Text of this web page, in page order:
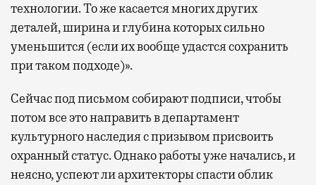
технологии. То же касается многих других
деталей, ширина и глубина которых сильно
уменьшится (если их вообще удастся сохранить
при таком подходе)».
Сейчас под письмом собирают подписи, чтобы
потом все это направить в департамент
культурного наследия с призывом присвоить
охранный статус. Однако работы уже начались, и
неясно, успеют ли архитекторы спасти облик